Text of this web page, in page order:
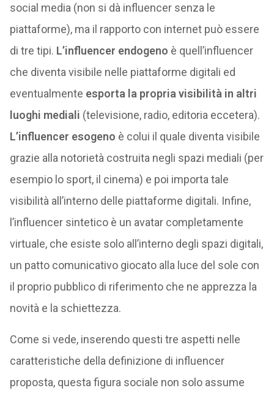
social media (non si dà influencer senza le
piattaforme), ma il rapporto con internet può essere
di tre tipi. L’influencer endogeno è quell’influencer
che diventa visibile nelle piattaforme digitali ed
eventualmente esporta la propria visibilità in altri
luoghi mediali (televisione, radio, editoria eccetera).
L’influencer esogeno è colui il quale diventa visibile
grazie alla notorietà costruita negli spazi mediali (per
esempio lo sport, il cinema) e poi importa tale
visibilità all’interno delle piattaforme digitali. Infine,
l’influencer sintetico è un avatar completamente
virtuale, che esiste solo all’interno degli spazi digitali,
un patto comunicativo giocato alla luce del sole con
il proprio pubblico di riferimento che ne apprezza la
novità e la schiettezza.
Come si vede, inserendo questi tre aspetti nelle
caratteristiche della definizione di influencer
proposta, questa figura sociale non solo assume